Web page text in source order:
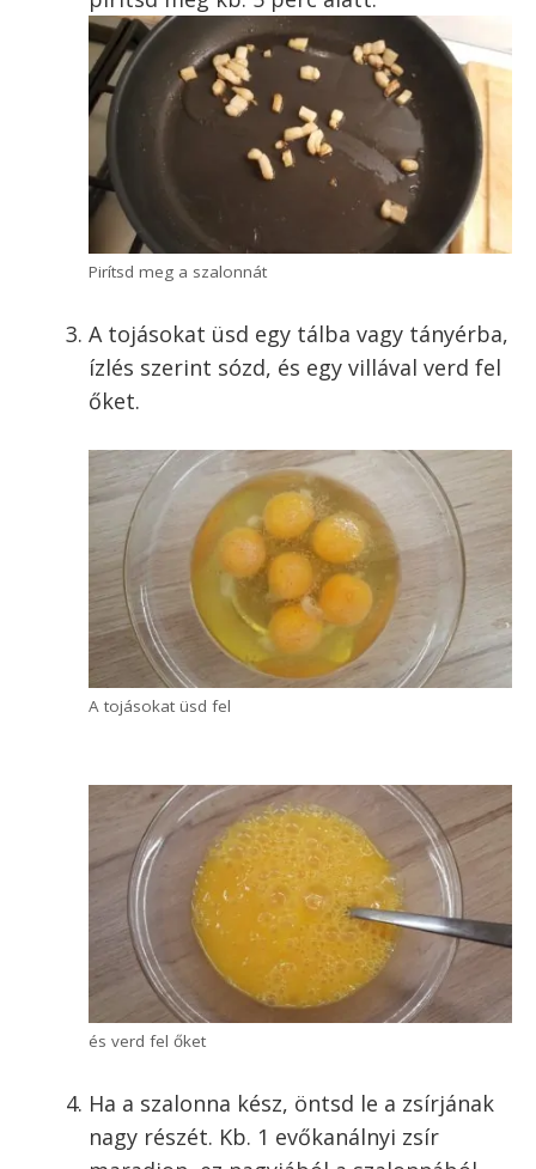
a néven tudod megvásárolni), és ha szeretnél,
akkor külön süss hozzá bacont, ahogy én is
tettem a képeken.
A szalonnát vágd kb. egy cm-es csíkokra.
Melegíts fel közepes lángon egy
serpenyőt, és tedd bele a szalonnát.
Alacsony-közepes lángon, néha
megkeverve olvaszd ki a zsírját, és
pirítsd meg kb. 5 perc alatt.
Pirítsd meg a szalonnát
A tojásokat üsd egy tálba vagy tányérba,
ízlés szerint sózd, és egy villával verd fel
őket.